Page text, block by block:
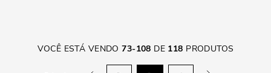
VOCÊ ESTÁ VENDO 73-108 DE 118 PRODUTOS